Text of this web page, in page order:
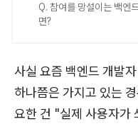
Q. 참여를 망설이는 백엔
면?
사실 요즘 백엔드 개발
하나쯤은 가지고 있는
요한 건 "실제 사용자가